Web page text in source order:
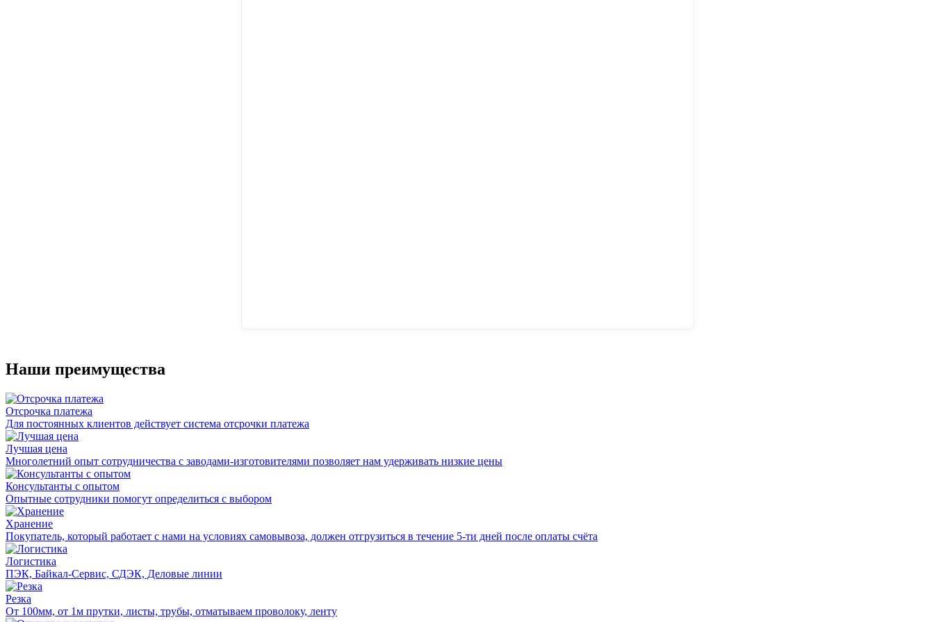
Наши преимущества
Отсрочка платежа
Для постоянных клиентов действует система отсрочки платежа
Лучшая цена
Многолетний опыт сотрудничества с заводами-изготовителями позволяет нам удерживать низкие цены
Консультанты с опытом
Опытные сотрудники помогут определиться с выбором
Хранение
Покупатель, который работает с нами на условиях самовывоза, должен отгрузиться в течение 5-ти дней после оплаты счёта
Логистика
ПЭК, Байкал-Сервис, СДЭК, Деловые линии
Резка
От 100мм, от 1м прутки, листы, трубы, отматываем проволоку, ленту